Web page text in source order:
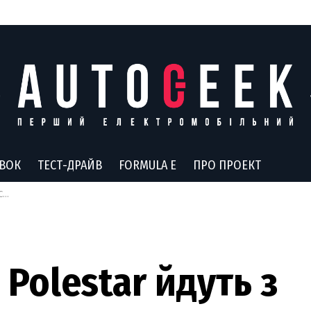
ТЕСТ-ДРАЙВ FORMULA E ПРО ПРОЕКТ
йдуть з